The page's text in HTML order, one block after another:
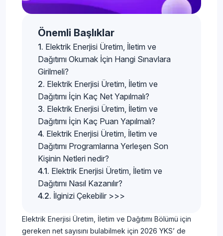
Önemli Başlıklar
Elektrik Enerjisi Üretim, İletim ve
Dağıtımı Okumak İçin Hangi Sınavlara
Girilmeli?
Elektrik Enerjisi Üretim, İletim ve
Dağıtımı İçin Kaç Net Yapılmalı?
Elektrik Enerjisi Üretim, İletim ve
Dağıtımı İçin Kaç Puan Yapılmalı?
Elektrik Enerjisi Üretim, İletim ve
Dağıtımı Programlarına Yerleşen Son
Kişinin Netleri nedir?
Elektrik Enerjisi Üretim, İletim ve
Dağıtımı Nasıl Kazanılır?
İlginizi Çekebilir >>>
Elektrik Enerjisi Üretim, İletim ve Dağıtımı Bölümü için
gereken net sayısını bulabilmek için 2026 YKS’ de